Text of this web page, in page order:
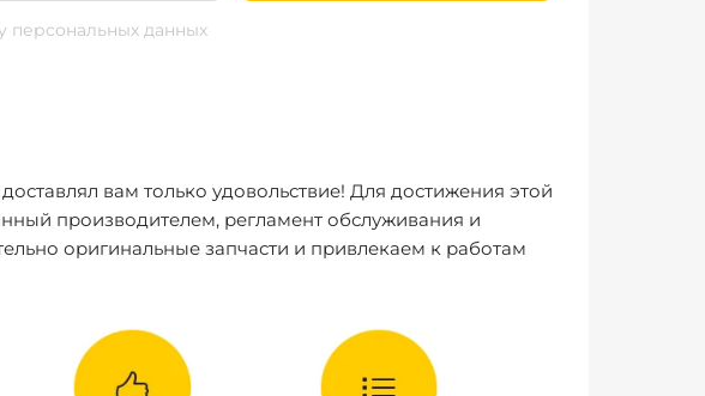
персональных данных
вам только удовольствие! Для достижения этой
производителем, регламент обслуживания и
оригинальные запчасти и привлекаем к работам